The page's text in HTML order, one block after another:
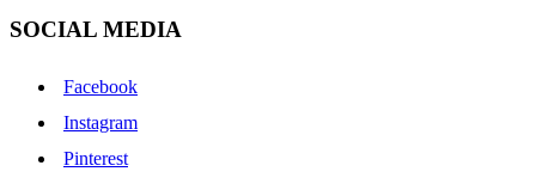
SOCIAL MEDIA
Facebook
Instagram
Pinterest